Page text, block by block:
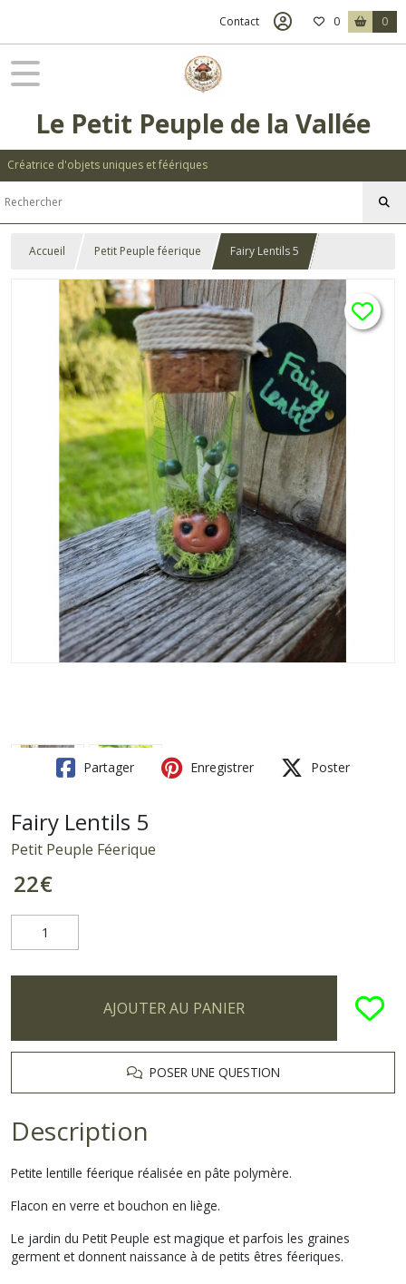
Contact 0 0
Le Petit Peuple de la Vallée
Créatrice d'objets uniques et féériques
Accueil Petit Peuple féerique Fairy Lentils 5
Partager Enregistrer Poster
Fairy Lentils 5
Petit Peuple Féerique
22€
AJOUTER AU PANIER
POSER UNE QUESTION
Description
Petite lentille féerique réalisée en pâte polymère.
Flacon en verre et bouchon en liège.
Le jardin du Petit Peuple est magique et parfois les graines
germent et donnent naissance à de petits êtres féeriques.